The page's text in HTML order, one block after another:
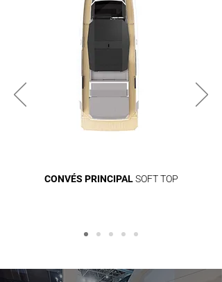
CONVÉS PRINCIPAL SOFT TOP